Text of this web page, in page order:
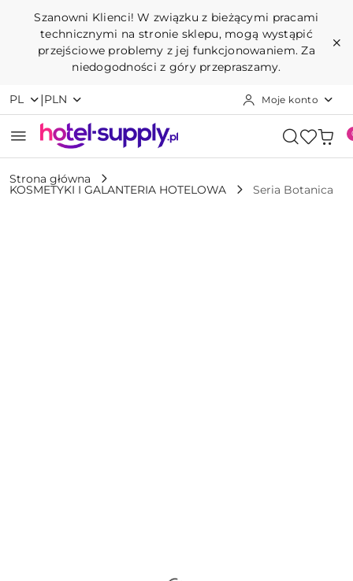
Przejdź do treści głównej
Przejdź do wyszukiwarki
Przejdź do moje konto
Przejdź do menu głównego
Przejdź do opisu produktu
Przejdź do stopki
Szanowni Klienci! W związku z bieżącymi pracami
technicznymi na stronie sklepu, mogą wystąpić
przejściowe problemy z jej funkcjonowaniem. Za
niedogodności z góry przepraszamy.
PL |PLN Moje konto
Strona główna
KOSMETYKI I GALANTERIA HOTELOWA Seria Botanica